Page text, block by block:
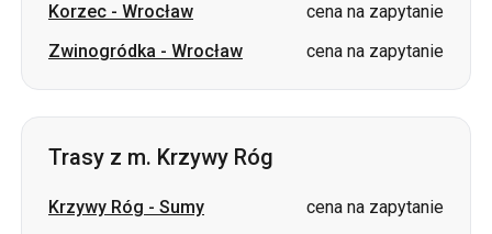
Trasy z m. Krzywy Róg
Krzywy Róg-Sumy
cena na zapytanie
Krzywy Róg-Izmaił
Krzywy Róg-Truskawiec
cena na zapytanie